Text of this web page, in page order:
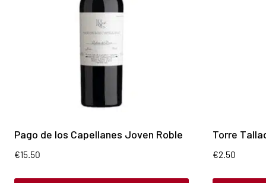
Pago de los Capellanes Joven Roble
€15.50
Torre
€2.50